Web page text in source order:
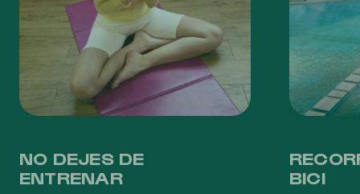
NO DEJES DE
ENTRENAR
BICI